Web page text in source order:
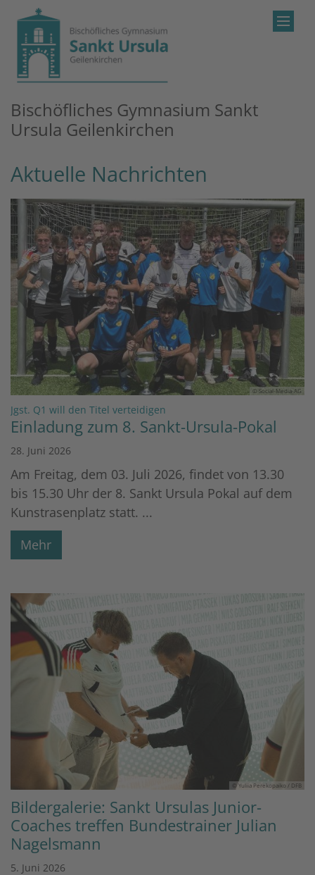
Zum Inhalt springen
Bischöfliches Gymnasium Sankt
Ursula Geilenkirchen
Aktuelle Nachrichten
© Social-Media-AG
Jgst. Q1 will den Titel verteidigen
Einladung zum 8. Sankt-Ursula-Pokal
28. Juni 2026
Am Freitag, dem 03. Juli 2026, findet von 13.30
bis 15.30 Uhr der 8. Sankt Ursula Pokal auf dem
Kunstrasenplatz statt. ...
Mehr
© Yuliia Perekopaiko / DFB
Bildergalerie: Sankt Ursulas Junior-
Coaches treffen Bundestrainer Julian
Nagelsmann
5. Juni 2026